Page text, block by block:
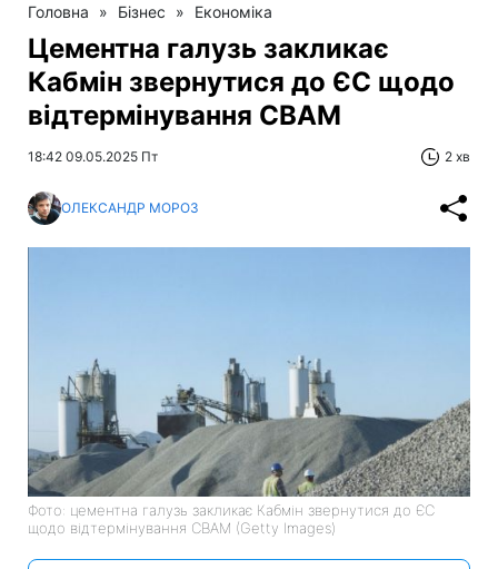
Головна » Бізнес » Економіка
Цементна галузь закликає
Кабмін звернутися до ЄС щодо
відтермінування CBAM
18:42 09.05.2025 Пт 2 хв
ОЛЕКСАНДР МОРОЗ
Фото: цементна галузь закликає Кабмін звернутися до ЄС
щодо відтермінування CBAM (Getty Images)